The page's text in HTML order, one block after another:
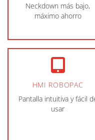
Neckdown más bajo,
máximo ahorro
HMI ROBOPAC
Pantalla intuitiva y fácil
usar